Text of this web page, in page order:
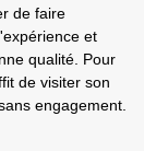
de faire
et
qualité. Pour
de visiter son
engagement.